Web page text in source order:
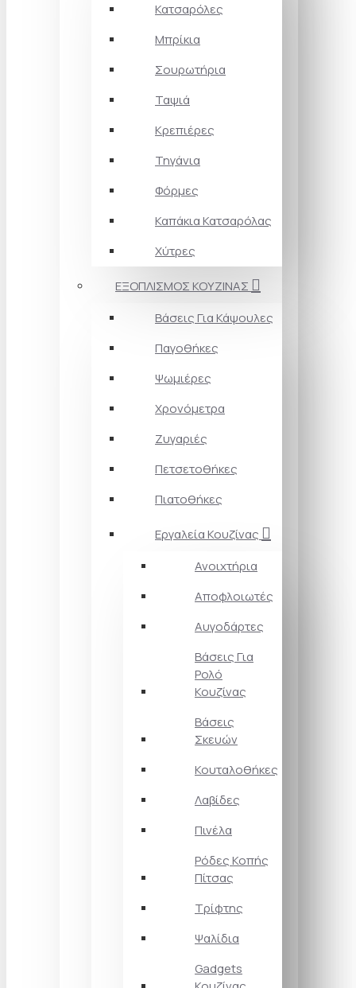
Κατσαρόλες
Μπρίκια
Σουρωτήρια
Ταψιά
Κρεπιέρες
Τηγάνια
Φόρμες
Καπάκια Κατσαρόλας
Χύτρες
ΕΞΟΠΛΙΣΜΟΣ ΚΟΥΖΙΝΑΣ
Βάσεις Για Κάψουλες
Παγοθήκες
Ψωμιέρες
Χρονόμετρα
Ζυγαριές
Πετσετοθήκες
Πιατοθήκες
Εργαλεία Κουζίνας
Ανοιχτήρια
Αποφλοιωτές
Αυγοδάρτες
Βάσεις Για
Ρολό
Κουζίνας
Βάσεις
Σκευών
Κουταλοθήκες
Λαβίδες
Πινέλα
Ρόδες Κοπής
Πίτσας
Τρίφτης
Ψαλίδια
Gadgets